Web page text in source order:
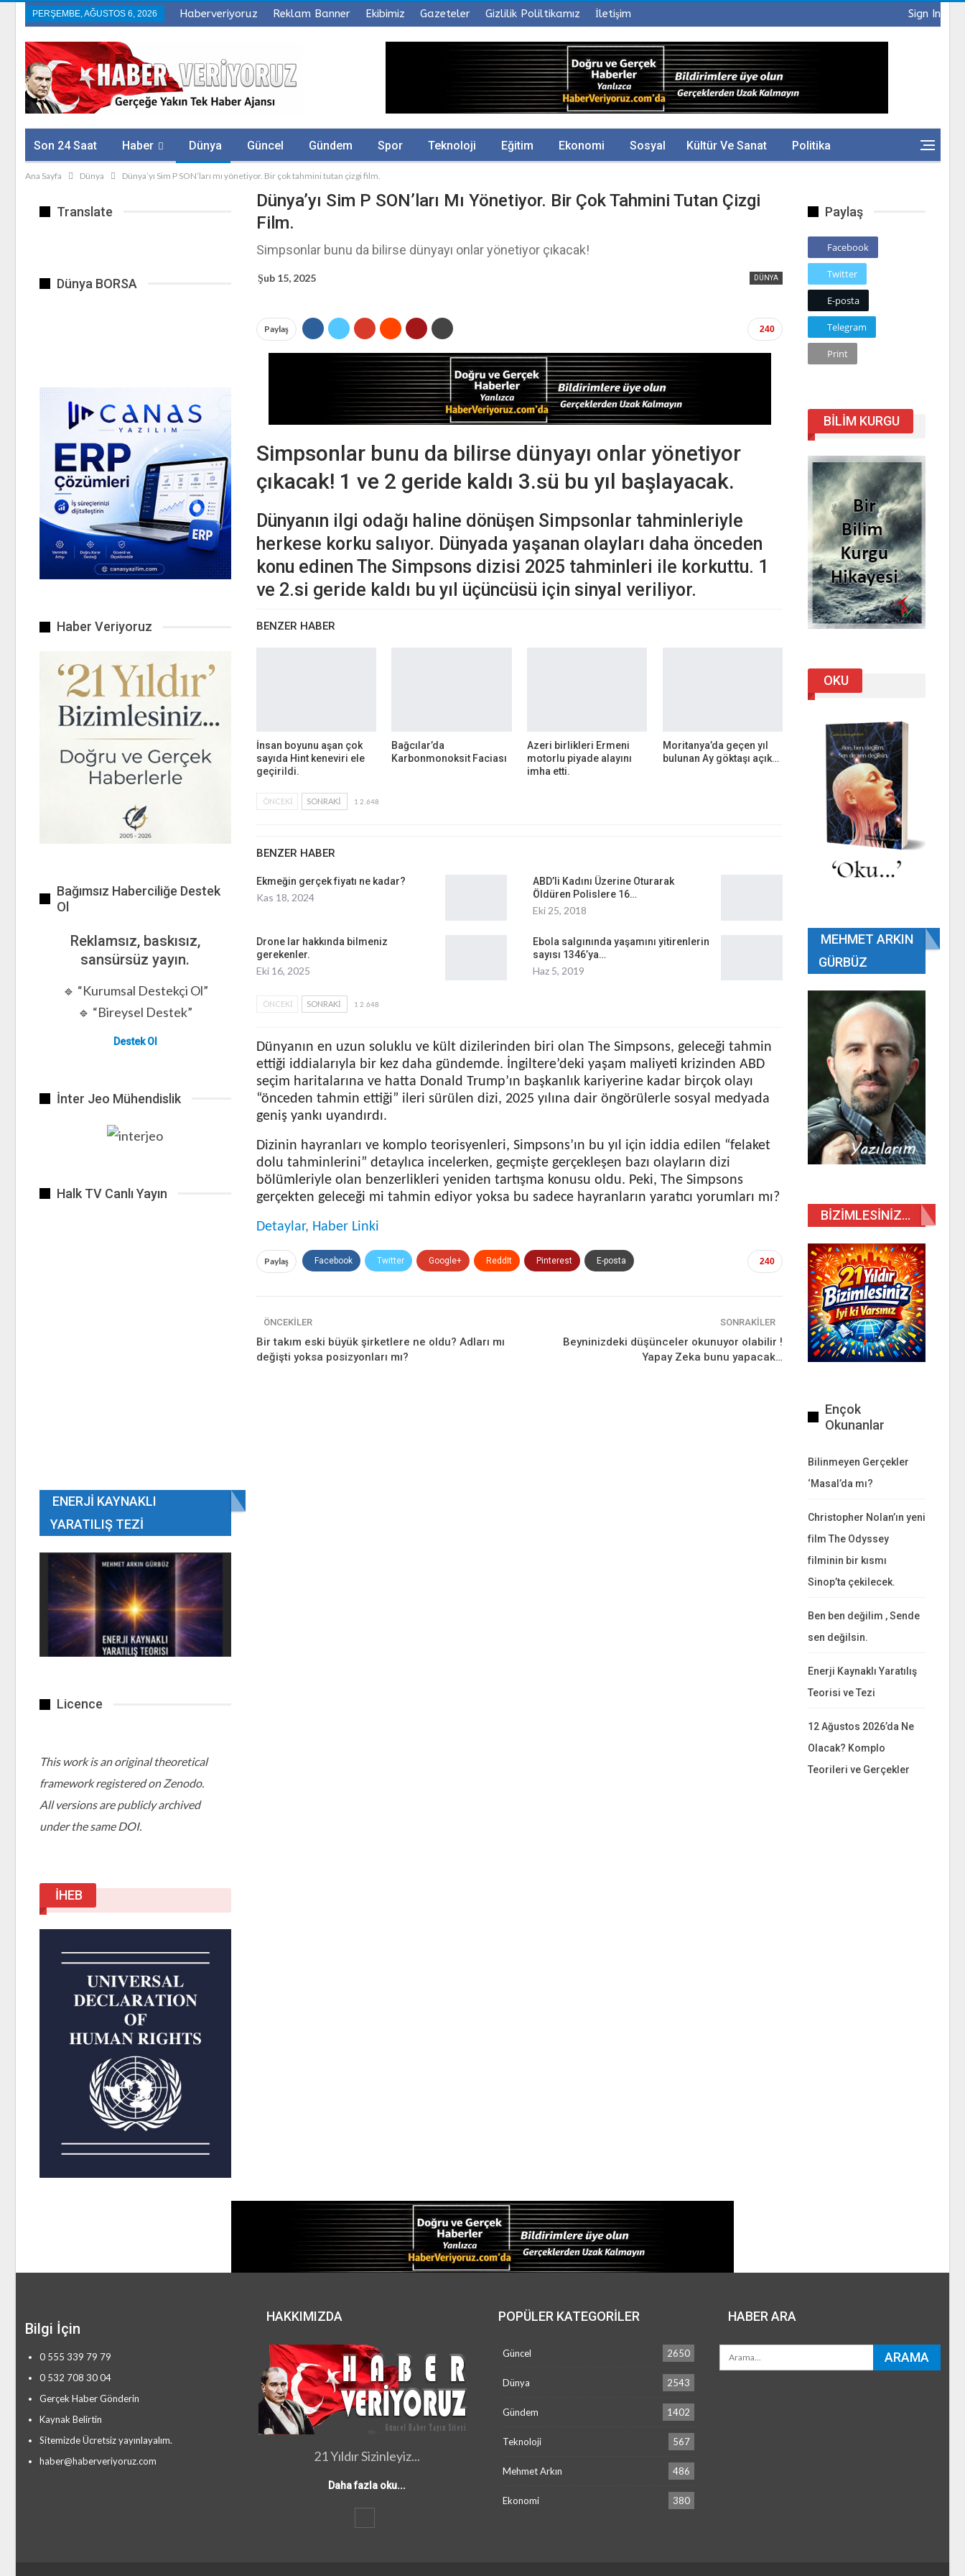
Sign In
PERŞEMBE, AĞUSTOS 6, 2026 Haberveriyoruz Reklam Banner Ekibimiz Gazeteler Gizlilik Poliltikamız İletişim
Son 24 Saat Haber Dünya Güncel Gündem Spor Teknoloji Eğitim Ekonomi Sosyal Kültür Ve Sanat Politika
Sağlık Firmalar
Ana Sayfa Dünya Dünya’yı Sim P SON’ları mı yönetiyor. Bir çok tahmini tutan çizgi film.
Dünya’yı Sim P SON’ları Mı Yönetiyor. Bir Çok Tahmini Tutan Çizgi
Film.
Simpsonlar bunu da bilirse dünyayı onlar yönetiyor çıkacak!
DÜNYA
Şub 15, 2025
240
Paylaş
Simpsonlar bunu da bilirse dünyayı onlar yönetiyor
çıkacak! 1 ve 2 geride kaldı 3.sü bu yıl başlayacak.
Dünyanın ilgi odağı haline dönüşen Simpsonlar tahminleriyle
herkese korku salıyor. Dünyada yaşanan olayları daha önceden
konu edinen The Simpsons dizisi 2025 tahminleri ile korkuttu. 1
ve 2.si geride kaldı bu yıl üçüncüsü için sinyal veriliyor.
BENZER HABER
İnsan boyunu aşan çok
sayıda Hint keneviri ele
geçirildi.
Bağcılar’da
Karbonmonoksit Faciası
Azeri birlikleri Ermeni
motorlu piyade alayını
imha etti.
Moritanya’da geçen yıl
bulunan Ay göktaşı açık…
ÖNCEKI SONRAKI 1 2.648
BENZER HABER
Ekmeğin gerçek fiyatı ne kadar?
Kas 18, 2024
ABD’li Kadını Üzerine Oturarak
Öldüren Polislere 16…
Eki 25, 2018
Drone lar hakkında bilmeniz
gerekenler.
Eki 16, 2025
Ebola salgınında yaşamını yitirenlerin
sayısı 1346’ya…
Haz 5, 2019
ÖNCEKI SONRAKI 1 2.648
Dünyanın en uzun soluklu ve kült dizilerinden biri olan The Simpsons, geleceği tahmin
ettiği iddialarıyla bir kez daha gündemde. İngiltere’deki yaşam maliyeti krizinden ABD
seçim haritalarına ve hatta Donald Trump’ın başkanlık kariyerine kadar birçok olayı
“önceden tahmin ettiği” ileri sürülen dizi, 2025 yılına dair öngörülerle sosyal medyada
geniş yankı uyandırdı.
Dizinin hayranları ve komplo teorisyenleri, Simpsons’ın bu yıl için iddia edilen “felaket
dolu tahminlerini” detaylıca incelerken, geçmişte gerçekleşen bazı olayların dizi
bölümleriyle olan benzerlikleri yeniden tartışma konusu oldu. Peki, The Simpsons
gerçekten geleceği mi tahmin ediyor yoksa bu sadece hayranların yaratıcı yorumları mı?
Detaylar, Haber Linki
240
Paylaş Facebook Twitter Google+ ReddIt Pinterest E-posta
ÖNCEKILER
Bir takım eski büyük şirketlere ne oldu? Adları mı
değişti yoksa posizyonları mı?
SONRAKILER
Beyninizdeki düşünceler okunuyor olabilir !
Yapay Zeka bunu yapacak…
Translate
Dünya BORSA
Haber Veriyoruz
Bağımsız Haberciliğe Destek
Ol
Reklamsız, baskısız,
sansürsüz yayın.
🔹 “Kurumsal Destekçi Ol”
🔹 “Bireysel Destek”
Destek Ol
İnter Jeo Mühendislik
Halk TV Canlı Yayın
ENERJI KAYNAKLI
YARATILIŞ TEZI
Licence
This work is an original theoretical
framework registered on Zenodo.
All versions are publicly archived
under the same DOI.
İHEB
Paylaş
Facebook
Twitter
E-posta
Telegram
Print
BILIM KURGU
OKU
MEHMET ARKIN
GÜRBÜZ
BIZIMLESINIZ…
Ençok
Okunanlar
Bilinmeyen Gerçekler
‘Masal’da mı?
Christopher Nolan’ın yeni
film The Odyssey
filminin bir kısmı
Sinop’ta çekilecek.
Ben ben değilim , Sende
sen değilsin.
Enerji Kaynaklı Yaratılış
Teorisi ve Tezi
12 Ağustos 2026’da Ne
Olacak? Komplo
Teorileri ve Gerçekler
Bilgi İçin
0 555 339 79 79
0 532 708 30 04
Gerçek Haber Gönderin
Kaynak Belirtin
Sitemizde Ücretsiz yayınlayalım.
haber@haberveriyoruz.com
HAKKIMIZDA
21 Yıldır Sizinleyiz...
Daha fazla oku...
POPÜLER KATEGORILER
Güncel 2650
Dünya 2543
Gündem 1402
Teknoloji 567
Mehmet Arkın 486
Ekonomi 380
HABER ARA